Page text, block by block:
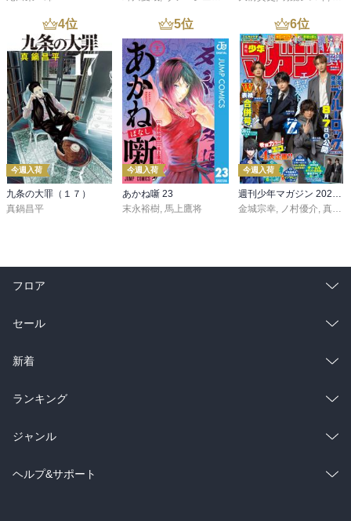
4位
今週入荷
九条の大罪（１７）
真鍋昌平
5位
今週入荷
あかね噺 23
末永裕樹 馬上鷹将
6位
今週入荷
金城宗幸
ノ村優介 真島ヒロ
フロア
総合
ラノベ
雑誌・グラビア
BL・TL
セール
総合
ラノベ
雑誌・グラビア
BL・TL
新着
総合
ラノベ
雑誌・グラビア
ランキング
総合
ラノベ
ジャンル
コミック
ヘルプ&サポート